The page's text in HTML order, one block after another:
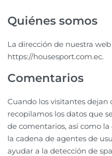
Quiénes somos
La dirección de nuestra web
https://housesport.com.ec.
Comentarios
Cuando los visitantes dejan
recopilamos los datos que
de comentarios, así como
la cadena de agentes de
ayudar a la detección de